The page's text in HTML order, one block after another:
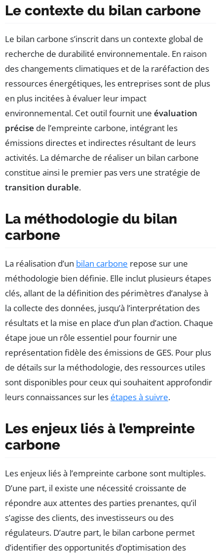
Le contexte du bilan carbone
Le bilan carbone s’inscrit dans un contexte global de
recherche de durabilité environnementale. En raison
des changements climatiques et de la raréfaction des
ressources énergétiques, les entreprises sont de plus
en plus incitées à évaluer leur impact
environnemental. Cet outil fournit une évaluation
précise de l’empreinte carbone, intégrant les
émissions directes et indirectes résultant de leurs
activités. La démarche de réaliser un bilan carbone
constitue ainsi le premier pas vers une stratégie de
transition durable.
La méthodologie du bilan
carbone
La réalisation d’un bilan carbone repose sur une
méthodologie bien définie. Elle inclut plusieurs étapes
clés, allant de la définition des périmètres d’analyse à
la collecte des données, jusqu’à l’interprétation des
résultats et la mise en place d’un plan d’action. Chaque
étape joue un rôle essentiel pour fournir une
représentation fidèle des émissions de GES. Pour plus
de détails sur la méthodologie, des ressources utiles
sont disponibles pour ceux qui souhaitent approfondir
leurs connaissances sur les étapes à suivre.
Les enjeux liés à l’empreinte
carbone
Les enjeux liés à l’empreinte carbone sont multiples.
D’une part, il existe une nécessité croissante de
répondre aux attentes des parties prenantes, qu’il
s’agisse des clients, des investisseurs ou des
régulateurs. D’autre part, le bilan carbone permet
d’identifier des opportunités d’optimisation des